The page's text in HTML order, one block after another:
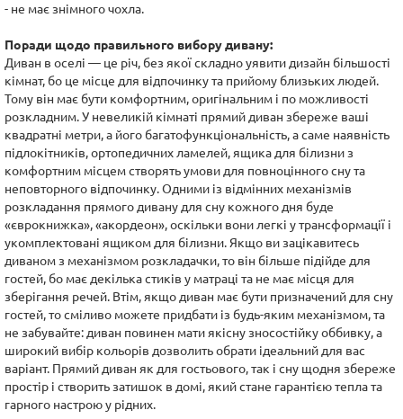
- не має знімного чохла.
Поради щодо правильного вибору дивану:
Диван в оселі — це річ, без якої складно уявити дизайн більшості
кімнат, бо це місце для відпочинку та прийому близьких людей.
Тому він має бути комфортним, оригінальним і по можливості
розкладним. У невеликій кімнаті прямий диван збереже ваші
квадратні метри, а його багатофункціональність, а саме наявність
підлокітників, ортопедичних ламелей, ящика для білизни з
комфортним місцем створять умови для повноцінного сну та
неповторного відпочинку. Одними із відмінних механізмів
розкладання прямого дивану для сну кожного дня буде
«єврокнижка», «акордеон», оскільки вони легкі у трансформації і
укомплектовані ящиком для білизни. Якщо ви зацікавитесь
диваном з механізмом розкладачки, то він більше підійде для
гостей, бо має декілька стиків у матраці та не має місця для
зберігання речей. Втім, якщо диван має бути призначений для сну
гостей, то сміливо можете придбати із будь-яким механізмом, та
не забувайте: диван повинен мати якісну зносостійку оббивку, а
широкий вибір кольорів дозволить обрати ідеальний для вас
варіант. Прямий диван як для гостьового, так і сну щодня збереже
простір і створить затишок в домі, який стане гарантією тепла та
гарного настрою у рідних.